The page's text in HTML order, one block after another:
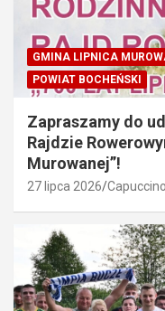
GMINA LIPNICA
POWIAT BOCHEŃSKI
Zapraszamy do
Rajdzie
Murowanej”!
27 lipca 2026